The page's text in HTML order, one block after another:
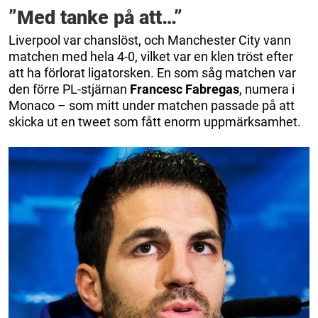
”Med tanke på att…”
Liverpool var chanslöst, och Manchester City vann
matchen med hela 4-0, vilket var en klen tröst efter
att ha förlorat ligatorsken. En som såg matchen var
den förre PL-stjärnan Francesc Fabregas, numera i
Monaco – som mitt under matchen passade på att
skicka ut en tweet som fått enorm uppmärksamhet.